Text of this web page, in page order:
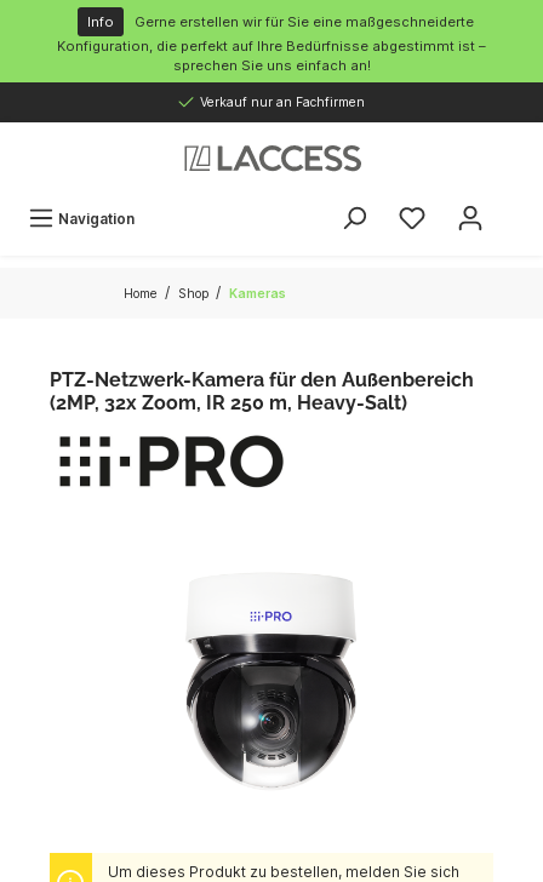
springen
Info
Gerne erstellen wir für Sie eine maßgeschneiderte
Konfiguration, die perfekt auf Ihre Bedürfnisse abgestimmt ist –
sprechen Sie uns einfach an!
Verkauf nur an Fachfirmen
Navigation
Home / Shop / Kameras
PTZ-Netzwerk-Kamera für den Außenbereich
(2MP, 32x Zoom, IR 250 m, Heavy-Salt)
Um dieses Produkt zu bestellen, melden Sie sich